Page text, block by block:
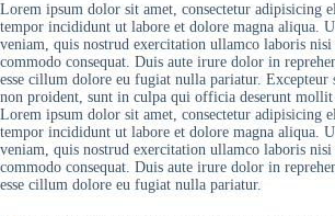
Lorem ipsum dolor sit amet, consectetur adipisicing
tempor incididunt ut labore et dolore magna aliqua.
veniam, quis nostrud exercitation ullamco laboris
commodo consequat. Duis aute irure dolor in
esse cillum dolore eu fugiat nulla pariatur. Excepteur
non proident, sunt in culpa qui officia deserunt
Lorem ipsum dolor sit amet, consectetur adipisicing
tempor incididunt ut labore et dolore magna aliqua.
veniam, quis nostrud exercitation ullamco laboris
commodo consequat. Duis aute irure dolor in
esse cillum dolore eu fugiat nulla pariatur.